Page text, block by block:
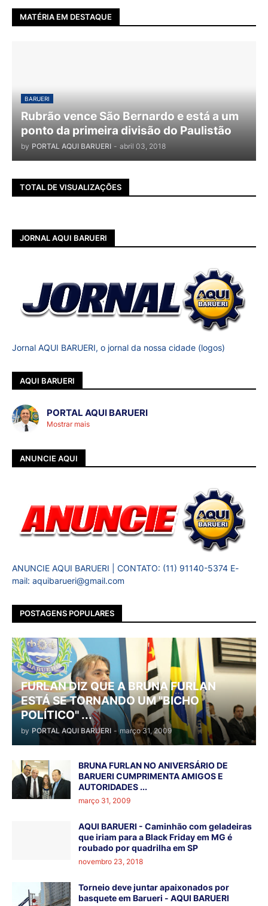
MATÉRIA EM DESTAQUE
BARUERI
Rubrão vence São Bernardo e está a um
ponto da primeira divisão do Paulistão
by PORTAL AQUI BARUERI - abril 03, 2018
TOTAL DE VISUALIZAÇÕES
JORNAL AQUI BARUERI
Jornal AQUI BARUERI, o jornal da nossa cidade (logos)
AQUI BARUERI
PORTAL AQUI BARUERI
Mostrar mais
ANUNCIE AQUI
ANUNCIE AQUI BARUERI | CONTATO: (11) 91140-5374 E-
mail: aquibarueri@gmail.com
POSTAGENS POPULARES
FURLAN DIZ QUE A BRUNA FURLAN
ESTÁ SE TORNANDO UM "BICHO
POLÍTICO" ...
by PORTAL AQUI BARUERI - março 31, 2009
BRUNA FURLAN NO ANIVERSÁRIO DE
BARUERI CUMPRIMENTA AMIGOS E
AUTORIDADES ...
março 31, 2009
AQUI BARUERI - Caminhão com geladeiras
que iriam para a Black Friday em MG é
roubado por quadrilha em SP
novembro 23, 2018
Torneio deve juntar apaixonados por
basquete em Barueri - AQUI BARUERI